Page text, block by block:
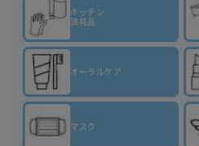
キッチン
消耗品
オーラルケア
マスク